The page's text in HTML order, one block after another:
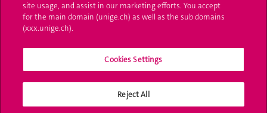
Médias
Offres d'emploi
Calendrier académique
Médias sociaux UNIGE
site usage, and assist in our marketing efforts. You accept
for the main domain (unige.ch) as well as the sub domains
(xxx.unige.ch).
Cookies Settings
Reject All